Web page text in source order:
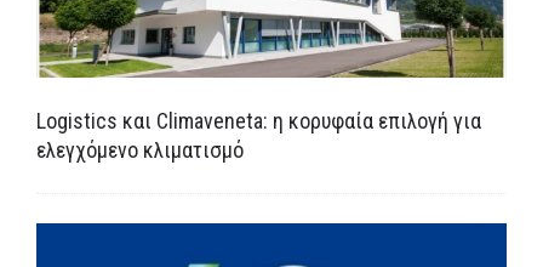
Logistics και Climaveneta: η κορυφαία επιλογή για
ελεγχόμενο κλιματισμό